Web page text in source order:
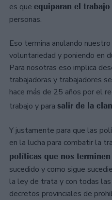
es que equiparan el
personas.
Eso termina anulando
voluntariedad y poniendo en
Para nosotras eso implica
trabajadoras y trabajadores
hace más de 25 años por el
trabajo y para salir de la
Y justamente para que las
en la lucha para combatir la
políticas que nos
sucedido y como sigue
la ley de trata y con todas
decretos provinciales de